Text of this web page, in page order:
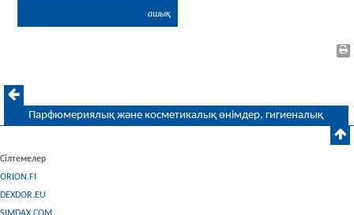
ашық
Парфюмериялық және косметикалық өнімдер, гигиеналық
Сілтемелер
ORION.FI
DEXDOR.EU